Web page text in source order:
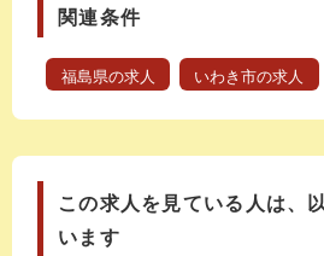
関連条件
福島県の求人 いわき市の求人
この求人を見ている人は、
います